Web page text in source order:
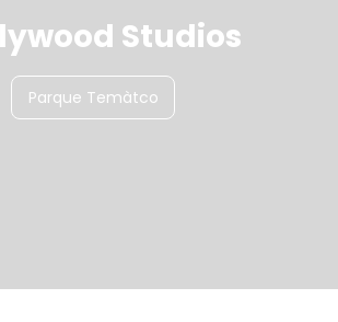
Studios
Parque Temàtco